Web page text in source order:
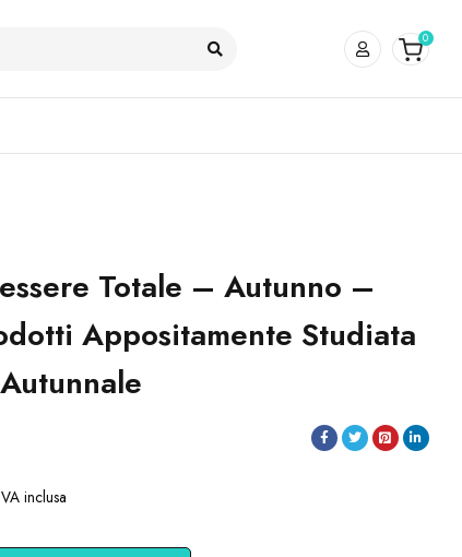
0
Totale – Autunno –
Appositamente Studiata
inclusa